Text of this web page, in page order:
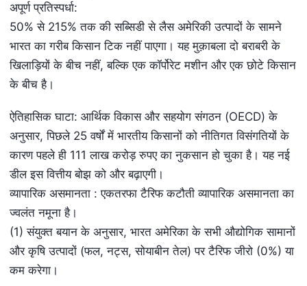
अपूर्ण प्रतिस्पर्धा:
50% से 215% तक की सब्सिडी से लैस अमेरिकी उत्पादों के सामने
भारत का गरीब किसान टिक नहीं पाएगा। यह मुक़ाबला दो बराबरी के
खिलाड़ियों के बीच नहीं, बल्कि एक कॉर्पोरेट मशीन और एक छोटे किसान
के बीच है।
ऐतिहासिक घाटा: आर्थिक विकास और सहयोग संगठन (OECD) के
अनुसार, पिछले 25 वर्षों में भारतीय किसानों को नीतिगत विसंगतियों के
कारण पहले ही 111 लाख करोड़ रुपए का नुकसान हो चुका है। यह नई
डील इस वित्तीय बोझ को और बढ़ाएगी।
व्यापारिक असमानता : एकतरफा टैरिफ कटौती व्यापारिक असमानता का
ज्वलंत नमूना है।
(1) संयुक्त बयान के अनुसार, भारत अमेरिका के सभी औद्योगिक सामानों
और कृषि उत्पादों (फल, नट्स, सोयाबीन तेल) पर टैरिफ जीरो (0%) या
कम करेगा।